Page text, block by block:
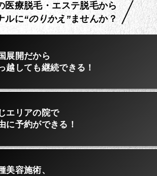
医療脱毛・エステ脱毛から
ルに“のりかえ”ませんか？
展開だから
越しても継続できる！
エリアの院で
に予約ができる！
美容施術、